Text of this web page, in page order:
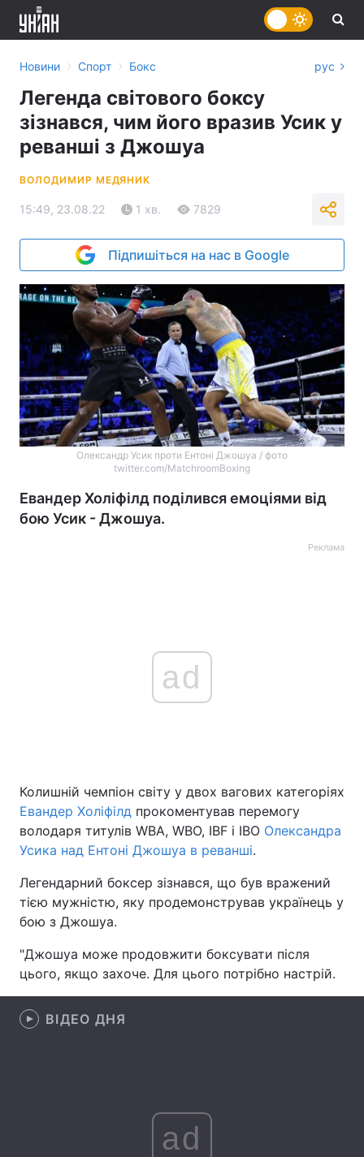
Головна Війна
Україна Політика
Спорт Наука
Зброя Інциденти
Здоров'я
Новини › Спорт › Бокс рус
Легенда світового боксу
зізнався, чим його вразив Усик у
реванші з Джошуа
ВОЛОДИМИР МЕДЯНИК
15:49, 23.08.22 1 хв. 7829
Підпишіться на нас в Google
Олександр Усик проти Ентоні Джошуа / фото
twitter.com/MatchroomBoxing
Евандер Холіфілд поділився емоціями від
бою Усик - Джошуа.
Реклама
ad
Колишній чемпіон світу у двох вагових категоріях
Евандер Холіфілд прокоментував перемогу
володаря титулів WBA, WBO, IBF і IBO Олександра
Усика над Ентоні Джошуа в реванші.
Легендарний боксер зізнався, що був вражений
тією мужністю, яку продемонстрував українець у
бою з Джошуа.
"Джошуа може продовжити боксувати після
цього, якщо захоче. Для цього потрібно настрій.
ВІДЕО ДНЯ
ad